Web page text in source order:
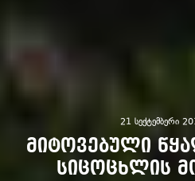
21 სექტემბერი
მიტოვებული
სიცოცხლის